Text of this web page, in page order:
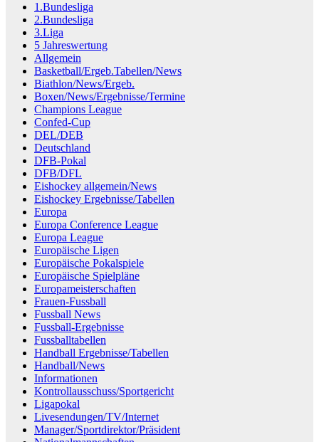
1.Bundesliga
2.Bundesliga
3.Liga
5 Jahreswertung
Allgemein
Basketball/Ergeb.Tabellen/News
Biathlon/News/Ergeb.
Boxen/News/Ergebnisse/Termine
Champions League
Confed-Cup
DEL/DEB
Deutschland
DFB-Pokal
DFB/DFL
Eishockey allgemein/News
Eishockey Ergebnisse/Tabellen
Europa
Europa Conference League
Europa League
Europäische Ligen
Europäische Pokalspiele
Europäische Spielpläne
Europameisterschaften
Frauen-Fussball
Fussball News
Fussball-Ergebnisse
Fussballtabellen
Handball Ergebnisse/Tabellen
Handball/News
Informationen
Kontrollausschuss/Sportgericht
Ligapokal
Livesendungen/TV/Internet
Manager/Sportdirektor/Präsident